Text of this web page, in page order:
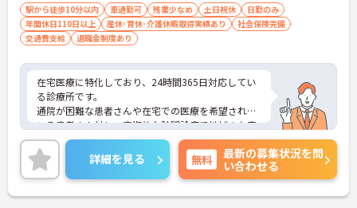
駅から徒歩10分以内 車通勤可 残業少なめ 土日祝休
日勤のみ
年間休日110日以上
産休･育休･介護休暇取得実績あり
社会保険完備
交通費支給
退職金制度あり
在宅医療に特化しており、24時間365日対応してい
る診療所です。
通院が困難な患者さんや在宅での医療を希望されて
いる患者さん対し、定期的な訪問診療で地域の在宅
医療をサポートしています。
ご興味がある方には、面接対策ポイントなど、さら
に詳細をお話しいたしますのでお気軽にご相談くだ
さいませ。
詳細を見る 無料
最新の募集状況を問
い合わせる